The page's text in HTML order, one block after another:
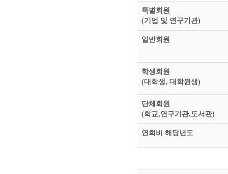
특별회원
(기업 및 연구기관)
일반회원
학생회원
(대학생, 대학원생)
단체회원
(학교,연구기관,도서관)
연회비 해당년도